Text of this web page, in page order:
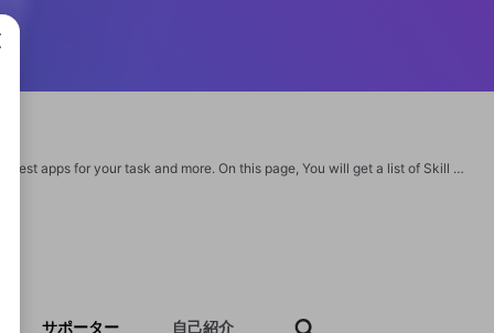
Explore some of the best Online Learning Apps and use our search box to find the best apps for your task and more. On this page, You will get a list of Skill Learning Apps, Language Learning Apps, Music Learning Apps, Coding Bootcamps, AI Tools, and EDU Tools. https://alllearningapps.com/
サポーター 自己紹介